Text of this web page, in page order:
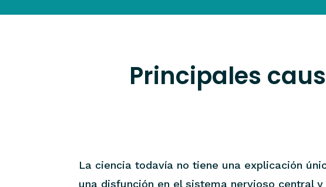
Principales
La ciencia todavía no tiene una explicación
una disfunción en el sistema nervioso central